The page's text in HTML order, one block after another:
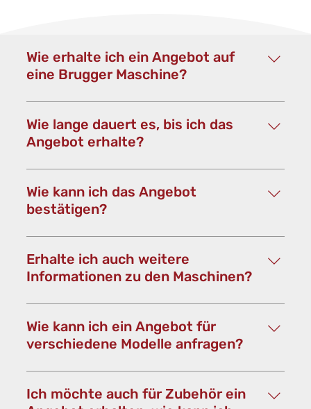
Wie erhalte ich ein Angebot auf
eine Brugger Maschine?
Um ein Personalisiertes Angebot zu erhalten,
füllen Sie einfach das Formular oben aus.
Wie lange dauert es, bis ich das
Angebot erhalte?
In der Regel erhalten Sie unser Angebot am
nächsten Werktag. Bitte kontaktieren Sie uns,
sollten Sie nach 2 Tagen noch keine Email von
Wie kann ich das Angebot
bestätigen?
Sie können den Kostenvoranschlag einfach
unterschreiben, so gilt die Bestellung als
bestätigt.
Erhalte ich auch weitere
Informationen zu den Maschinen?
Ja, jedem Kostenvoranschlag fügen wir das
Datenblatt der Maschine bei.
Wie kann ich ein Angebot für
verschiedene Modelle anfragen?
Sobald Sie ein Angebot anfragen können Sie
mehrere Modelle auswählen. Sollten Sie
Ich möchte auch für Zubehör ein